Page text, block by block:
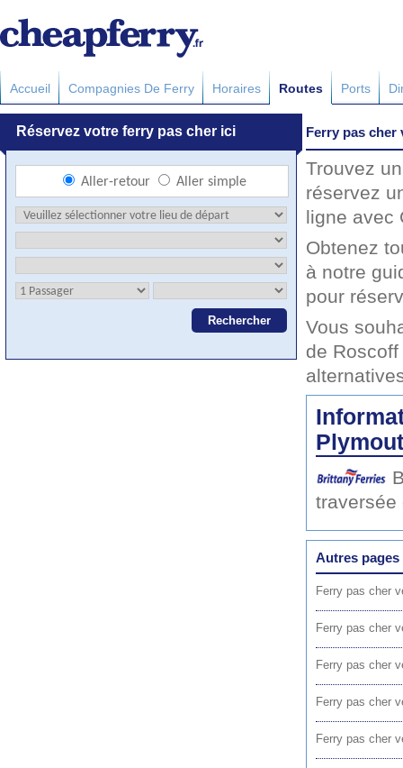
Accueil Compagnies De Ferry Horaires Routes Ports
Ferry pas cher
Trouvez
réservez
ligne avec
Obtenez
à notre
pour
Vous
de
traversée
Autres pages
Ferry pas cher
Ferry pas cher
Ferry pas cher
Ferry pas cher
Ferry pas cher